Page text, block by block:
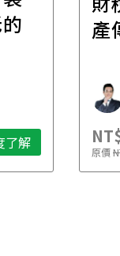
了解
產
原價